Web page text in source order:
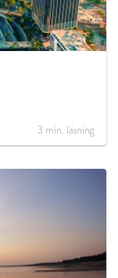
3 min. läsning